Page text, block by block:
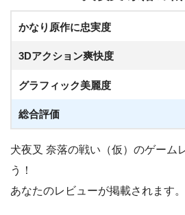
かなり原作に忠実度
3Dアクション爽快度
グラフィック美麗度
総合評価
犬夜叉 奈落の戦い（仮）のゲーム
う！
あなたのレビューが掲載されます。